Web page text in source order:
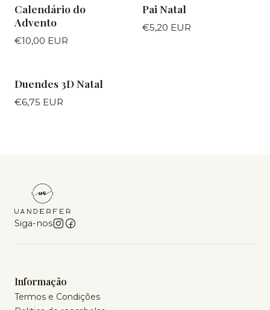
Calendário do
Advento
€10,00 EUR
Pai Natal
€5,20 EUR
Duendes 3D Natal
€6,75 EUR
Siga-nos
Informação
Termos e Condições